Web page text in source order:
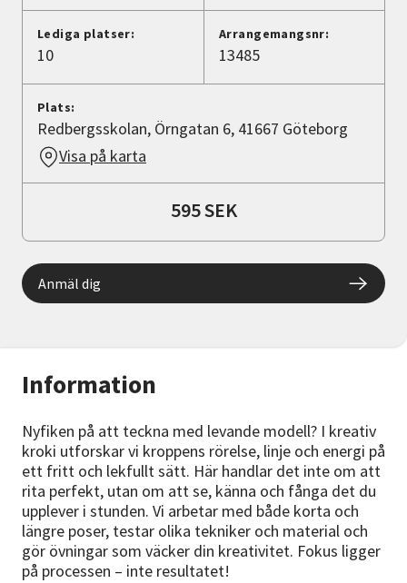
Information
Nyfiken på att teckna med levande modell? I kreativ
kroki utforskar vi kroppens rörelse, linje och energi på
ett fritt och lekfullt sätt. Här handlar det inte om att
rita perfekt, utan om att se, känna och fånga det du
upplever i stunden. Vi arbetar med både korta och
längre poser, testar olika tekniker och material och
gör övningar som väcker din kreativitet. Fokus ligger
på processen – inte resultatet!
Lediga platser:
10
Arrangemangsnr:
13485
Plats:
Redbergsskolan, Örngatan 6, 41667 Göteborg
Visa på karta
595 SEK
Anmäl dig